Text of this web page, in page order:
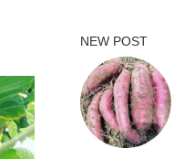
NEW POST